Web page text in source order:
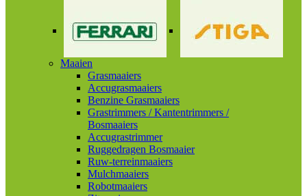
Maaien
Grasmaaiers
Accugrasmaaiers
Benzine Grasmaaiers
Grastrimmers / Kantentrimmers /
Bosmaaiers
Accugrastrimmer
Ruggedragen Bosmaaier
Ruw-terreinmaaiers
Mulchmaaiers
Robotmaaiers